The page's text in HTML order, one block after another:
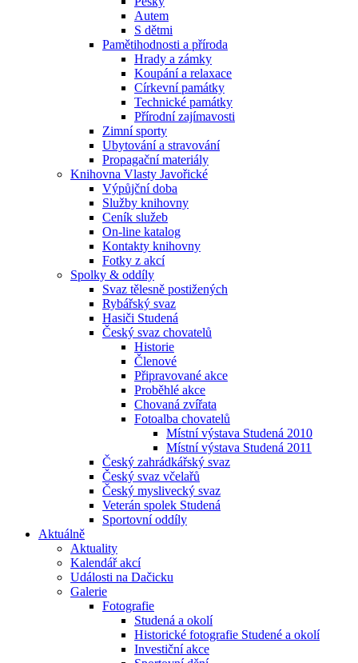
Autem
S dětmi
Pamětihodnosti a příroda
Hrady a zámky
Koupání a relaxace
Církevní památky
Technické památky
Přírodní zajímavosti
Zimní sporty
Ubytování a stravování
Propagační materiály
Knihovna Vlasty Javořické
Výpůjční doba
Služby knihovny
Ceník služeb
On-line katalog
Kontakty knihovny
Fotky z akcí
Spolky & oddíly
Svaz tělesně postižených
Rybářský svaz
Hasiči Studená
Český svaz chovatelů
Historie
Členové
Připravované akce
Proběhlé akce
Chovaná zvířata
Fotoalba chovatelů
Místní výstava Studená 2010
Místní výstava Studená 2011
Český zahrádkářský svaz
Český svaz včelařů
Český myslivecký svaz
Veterán spolek Studená
Sportovní oddíly
Aktuálně
Aktuality
Kalendář akcí
Události na Dačicku
Galerie
Fotografie
Studená a okolí
Historické fotografie Studené a okolí
Investiční akce